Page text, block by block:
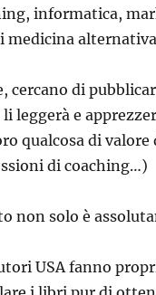
informatica,
medicina
cercano di
leggerà e
qualcosa di
di coaching…)
non solo è
USA fanno